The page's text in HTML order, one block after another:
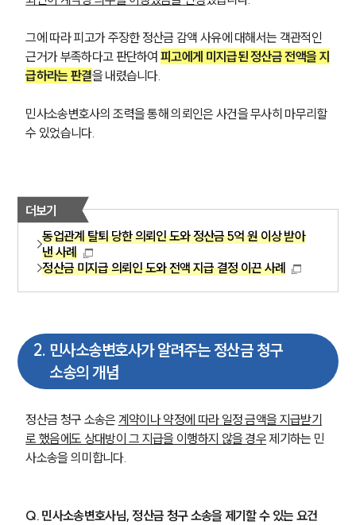
그에 따라 피고가 주장한 정산금 감액 사유에 대해서는 객관적인
근거가 부족하다고 판단하여 피고에게 미지급된 정산금 전액을 지
급하라는 판결을 내렸습니다.
민사소송변호사의 조력을 통해 의뢰인은 사건을 무사히 마무리할
수 있었습니다.
더보기
동업관계 탈퇴 당한 의뢰인 도와 정산금 5억 원 이상 받아
낸 사례
정산금 미지급 의뢰인 도와 전액 지급 결정 이끈 사례
2. 민사소송변호사가 알려주는 정산금 청구
소송의 개념
정산금 청구 소송은 계약이나 약정에 따라 일정 금액을 지급받기
로 했음에도 상대방이 그 지급을 이행하지 않을 경우 제기하는 민
사소송을 의미합니다.
Q. 민사소송변호사님, 정산금 청구 소송을 제기할 수 있는 요건